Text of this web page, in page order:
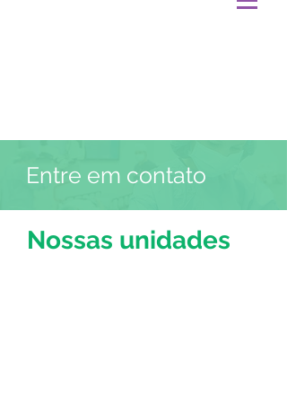
Entre em contato
Nossas unidades